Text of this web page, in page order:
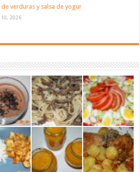
de verduras y salsa de yogur
2026